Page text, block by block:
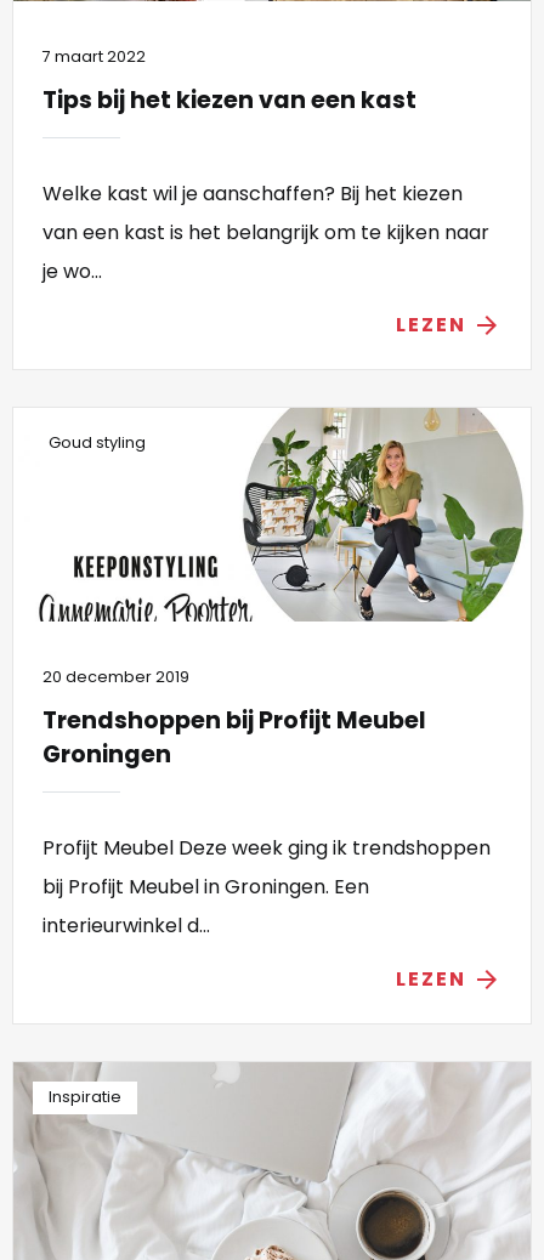
7 maart 2022
Tips bij het kiezen van een kast
Welke kast wil je aanschaffen? Bij het kiezen
van een kast is het belangrijk om te kijken naar
je wo...
LEZEN arrow_forward
Goud styling
20 december 2019
Trendshoppen bij Profijt Meubel
Groningen
Profijt Meubel Deze week ging ik trendshoppen
bij Profijt Meubel in Groningen. Een
interieurwinkel d...
LEZEN arrow_forward
Inspiratie